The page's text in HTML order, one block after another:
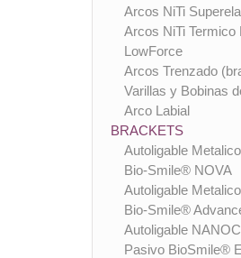
Arcos NiTi
Arcos NiTi Termico
LowForce
Arcos Trenzado
Varillas y Bobinas
Arco Labial
BRACKETS
Autoligable
Bio-Smile® NOVA
Autoligable
Bio-Smile®
Autoligable
Pasivo BioSmile®